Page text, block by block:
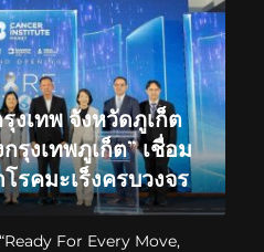
งเทพ จังหวัดภูเก็ต
รุงเทพภูเก็ต” เชื่อม
รคมะเร็งครบวงจร
For Every Move,